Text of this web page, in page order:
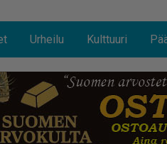
Urheilu Kulttuuri